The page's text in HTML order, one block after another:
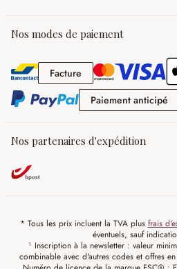
Nos modes de paiement
FactureFacture
Paiement anticipé
Nos partenaires d'expédition
* Tous les prix incluent la TVA plus frais
éventuels, sauf
¹ Inscription à la newsletter : valeur
combinable avec d'autres codes et offres